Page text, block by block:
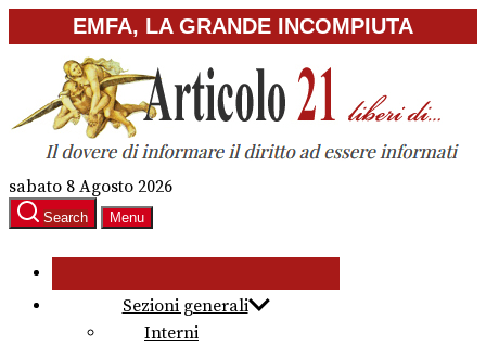
to
content
EMFA, LA GRANDE INCOMPIUTA
sabato 8 Agosto 2026
Search Menu
Sezioni generali
Interni